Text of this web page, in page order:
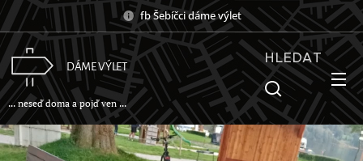
fb Šebíčci dáme výlet
DÁME VÝLET
... neseď doma a pojď ven ...
HLEDAT